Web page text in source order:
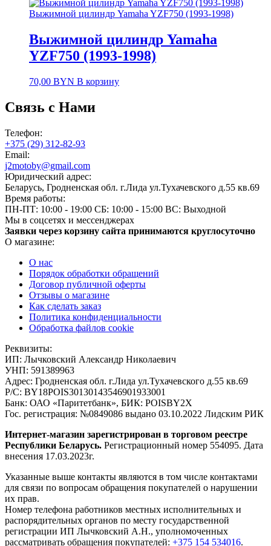
Выжимной цилиндр Yamaha YZF750 (1993-1998)
Выжимной цилиндр Yamaha
YZF750 (1993-1998)
70,00 BYN В корзину
Связь с Нами
Телефон:
+375 (29) 312-82-93
Email:
j2motoby@gmail.com
Юридический адрес:
Беларусь, Гродненская обл. г.Лида ул.Тухачевского д.55 кв.69
Время работы:
ПН-ПТ: 10:00 - 19:00 СБ: 10:00 - 15:00 ВС: Выходной
Мы в соцсетях и мессенджерах
Заявки через корзину сайта принимаются круглосуточно
О магазине:
О нас
Порядок обработки обращений
Договор публичной оферты
Отзывы о магазине
Как сделать заказ
Политика конфиденциальности
Обработка файлов cookie
Реквизиты:
ИП: Лычковский Александр Николаевич
УНП: 591389963
Адрес: Гродненская обл. г.Лида ул.Тухачевского д.55 кв.69
Р/С: BY18POIS30130143546901933001
Банк: ОАО «Паритетбанк», БИК: POISBY2X
Гос. регистрация: №0849086 выдано 03.10.2022 Лидским РИК
Интернет-магазин зарегистрирован в торговом реестре
Республики Беларусь. Регистрационный номер 554095. Дата
внесения 17.03.2023г.
Указанные выше контакты являются в том числе контактами
для связи по вопросам обращения покупателей о нарушении
их прав.
Номер телефона работников местных исполнительных и
распорядительных органов по месту государственной
регистрации ИП Лычковский А.Н., уполномоченных
рассматривать обращения покупателей: +375 154 534016.